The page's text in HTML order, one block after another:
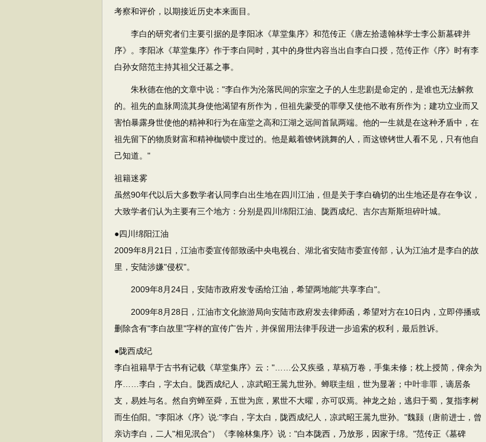
考察和评价，以期接近历史本来面目。
李白的研究者们主要引据的是李阳冰《草堂集序》和范传正《唐左拾遗翰林学士李公新墓碑并
序》。李阳冰《草堂集序》作于李白同时，其中的身世内容当出自李白口授，范传正作《序》时有李
白孙女陪范主持其祖父迁墓之事。
朱秋德在他的文章中说："李白作为沦落民间的宗室之子的人生悲剧是命定的，是谁也无法解救
的。祖先的血脉周流其身使他渴望有所作为，但祖先蒙受的罪孽又使他不敢有所作为；建功立业而又
害怕暴露身世使他的精神和行为在庙堂之高和江湖之远间首鼠两端。他的一生就是在这种矛盾中，在
祖先留下的物质财富和精神枷锁中度过的。他是戴着镣铐跳舞的人，而这镣铐世人看不见，只有他自
己知道。"
祖籍迷雾
虽然90年代以后大多数学者认同李白出生地在四川江油，但是关于李白确切的出生地还是存在争议，
大致学者们认为主要有三个地方：分别是四川绵阳江油、陇西成纪、吉尔吉斯斯坦碎叶城。
●四川绵阳江油
2009年8月21日，江油市委宣传部致函中央电视台、湖北省安陆市委宣传部，认为江油才是李白的故
里，安陆涉嫌"侵权"。
2009年8月24日，安陆市政府发专函给江油，希望两地能"共享李白"。
2009年8月28日，江油市文化旅游局向安陆市政府发去律师函，希望对方在10日内，立即停播或
删除含有"李白故里"字样的宣传广告片，并保留用法律手段进一步追索的权利，最后胜诉。
●陇西成纪
李白祖籍早于古书有记载《草堂集序》云："……公又疾亟，草稿万卷，手集未修；枕上授简，俾余为
序……李白，字太白。陇西成纪人，凉武昭王暠九世孙。蝉联圭组，世为显著；中叶非罪，谪居条
支，易姓与名。然自穷蝉至舜，五世为庶，累世不大曜，亦可叹焉。神龙之始，逃归于蜀，复指李树
而生伯阳。"李阳冰《序》说:"李白，字太白，陇西成纪人，凉武昭王暠九世孙。"魏颢（唐前进士，曾
亲访李白，二人"相见泯合"）《李翰林集序》说："白本陇西，乃放形，因家于绵。"范传正《墓碑